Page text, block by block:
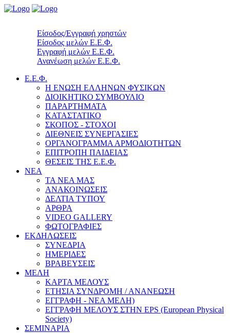
Είσοδος/Εγγραφή χρηστών
Είσοδος μελών Ε.Ε.Φ.
Εγγραφή μελών Ε.Ε.Φ.
Ανανέωση μελών Ε.Ε.Φ.
Ε.Ε.Φ.
Η ΕΝΩΣΗ ΕΛΛΗΝΩΝ ΦΥΣΙΚΩΝ
ΔΙΟΙΚΗΤΙΚΟ ΣΥΜΒΟΥΛΙΟ
ΠΑΡΑΡΤΗΜΑΤΑ
ΚΑΤΑΣΤΑΤΙΚΟ
ΣΚΟΠΟΣ - ΣΤΟΧΟΙ
ΔΙΕΘΝΕΙΣ ΣΥΝΕΡΓΑΣΙΕΣ
ΟΡΓΑΝΟΓΡΑΜΜΑ ΑΡΜΟΔΙΟΤΗΤΩΝ
ΕΠΙΤΡΟΠΗ ΠΑΙΔΕΙΑΣ
ΘΕΣΕΙΣ ΤΗΣ Ε.Ε.Φ.
ΝΕΑ
ΤΑ ΝΕΑ ΜΑΣ
ΑΝΑΚΟΙΝΩΣΕΙΣ
ΔΕΛΤΙΑ ΤΥΠΟΥ
ΑΡΘΡΑ
VIDEO GALLERY
ΦΩΤΟΓΡΑΦΙΕΣ
ΕΚΔΗΛΩΣΕΙΣ
ΣΥΝΕΔΡΙΑ
ΗΜΕΡΙΔΕΣ
ΒΡΑΒΕΥΣΕΙΣ
ΜΕΛΗ
ΚΑΡΤΑ ΜΕΛΟΥΣ
ΕΤΗΣΙΑ ΣΥΝΔΡΟΜΗ / ΑΝΑΝΕΩΣΗ
ΕΓΓΡΑΦΗ - ΝΕΑ ΜΕΛΗ)
ΕΓΓΡΑΦΗ ΜΕΛΟΥΣ ΣΤΗΝ EPS (European Physical
Society)
ΣΕΜΙΝΑΡΙΑ